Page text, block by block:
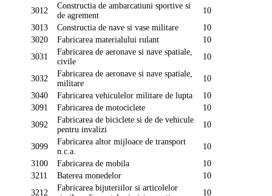
3012
Constructia de ambarcatiuni sportive si
de agrement
10
3013
Constructia de nave si vase militare
10
3020
Fabricarea materialului rulant
10
3031
Fabricarea de aeronave si nave spatiale,
civile
10
3032
Fabricarea de aeronave si nave spatiale,
militare
10
3040
Fabricarea vehiculelor militare de lupta
10
3091
Fabricarea de motociclete
10
3092
Fabricarea de biciclete si de de vehicule
pentru invalizi
10
3099
Fabricarea altor mijloace de transport
n.c.a.
10
3100
Fabricarea de mobila
10
3211
Baterea monedelor
10
3212
Fabricarea bijuteriilor si articolelor
10